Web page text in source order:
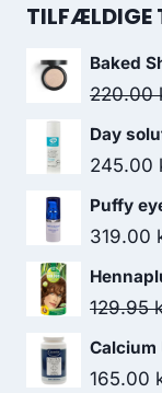
TILFÆLDIGE
Baked
220.00
Day
245.00
Puffy
319.00
129.95
Calcium
165.00